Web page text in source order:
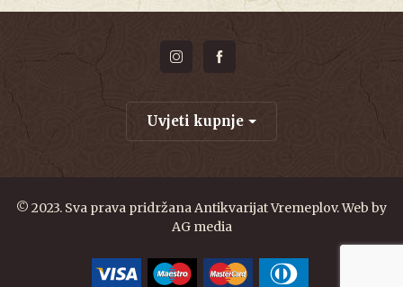
Uvjeti kupnje
© 2023. Sva prava pridržana Antikvarijat Vremeplov. Web by
AG media